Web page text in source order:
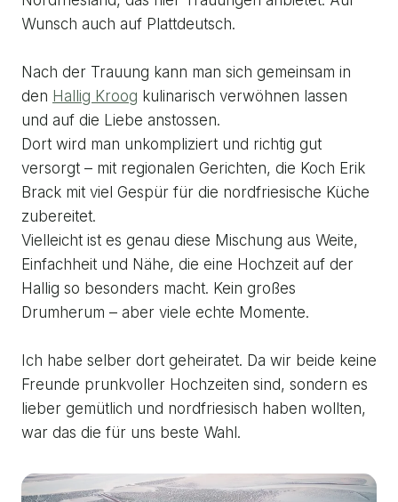
Wunsch auch auf Plattdeutsch.
Nach der Trauung kann man sich gemeinsam in
den Hallig Kroog kulinarisch verwöhnen lassen
und auf die Liebe anstossen.
Dort wird man unkompliziert und richtig gut
versorgt – mit regionalen Gerichten, die Koch Erik
Brack mit viel Gespür für die nordfriesische Küche
zubereitet.
Vielleicht ist es genau diese Mischung aus Weite,
Einfachheit und Nähe, die eine Hochzeit auf der
Hallig so besonders macht. Kein großes
Drumherum – aber viele echte Momente.
Ich habe selber dort geheiratet. Da wir beide keine
Freunde prunkvoller Hochzeiten sind, sondern es
lieber gemütlich und nordfriesisch haben wollten,
war das die für uns beste Wahl.